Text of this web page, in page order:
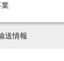
送情報